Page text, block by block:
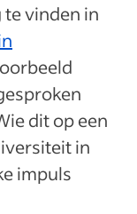
vinden in
dit op een
in
impuls